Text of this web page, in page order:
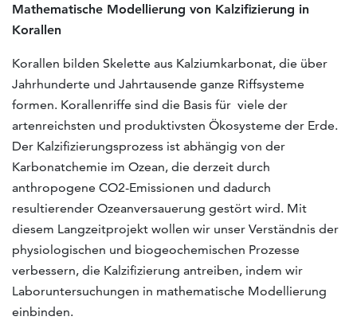
Mathematische Modellierung von Kalzifizierung in
Korallen
Korallen bilden Skelette aus Kalziumkarbonat, die über
Jahrhunderte und Jahrtausende ganze Riffsysteme
formen. Korallenriffe sind die Basis für viele der
artenreichsten und produktivsten Ökosysteme der Erde.
Der Kalzifizierungsprozess ist abhängig von der
Karbonatchemie im Ozean, die derzeit durch
anthropogene CO2-Emissionen und dadurch
resultierender Ozeanversauerung gestört wird. Mit
diesem Langzeitprojekt wollen wir unser Verständnis der
physiologischen und biogeochemischen Prozesse
verbessern, die Kalzifizierung antreiben, indem wir
Laboruntersuchungen in mathematische Modellierung
einbinden.